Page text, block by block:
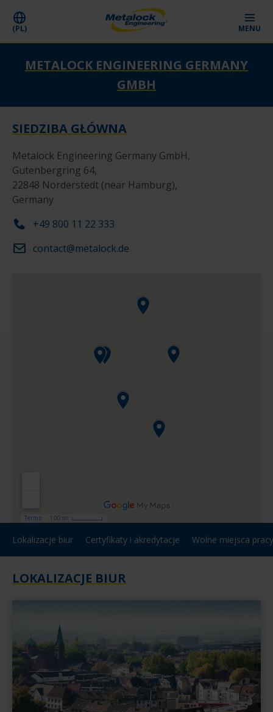
(PL) MENU
METALOCK ENGINEERING GERMANY
GMBH
SIEDZIBA GŁÓWNA
Metalock Engineering Germany GmbH,
Gutenbergring 64,
22848 Norderstedt (near Hamburg),
Germany
+49 800 11 22 333
contact@metalock.de
Lokalizacje biur Certyfikaty i akredytacje Wolne miejsca pracy
LOKALIZACJE BIUR